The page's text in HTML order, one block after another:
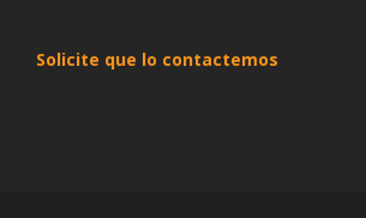
Solicite que lo contactemos